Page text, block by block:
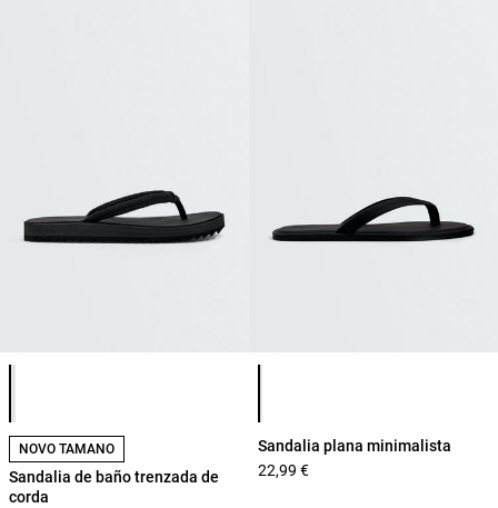
NOVO TAMAÑO
Sandalia de baño trenzada de
corda
Sandalia plana minimalista
22,99 €